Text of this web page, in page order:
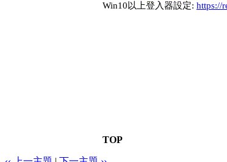
Win10以上登入器設定: https://
TOP